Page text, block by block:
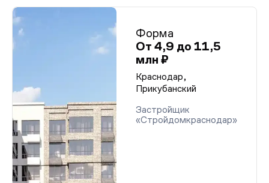
Форма
От 4,9 до 11,5
млн ₽
Краснодар,
Прикубанский
Застройщик
«Стройдомкраснодар»